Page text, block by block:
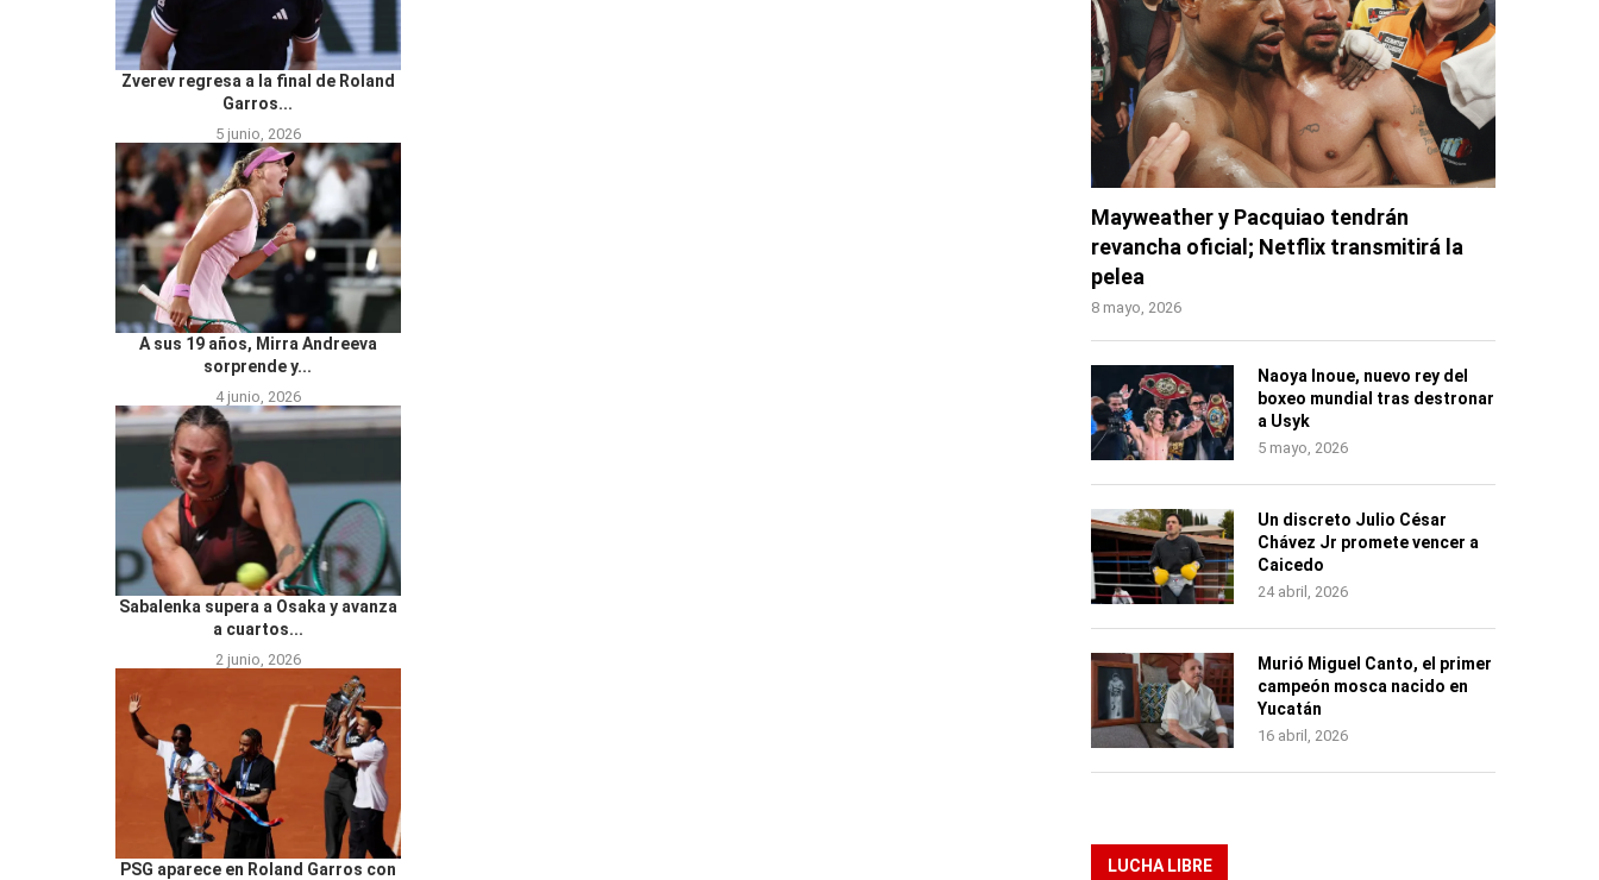
Zverev regresa a la final de Roland
Garros...
5 junio, 2026
A sus 19 años, Mirra Andreeva
sorprende y...
4 junio, 2026
Sabalenka supera a Osaka y avanza
a cuartos...
2 junio, 2026
PSG aparece en Roland Garros con
Mayweather y Pacquiao tendrán
revancha oficial; Netflix transmitirá la
pelea
8 mayo, 2026
Naoya Inoue, nuevo rey del
boxeo mundial tras destronar
a Usyk
5 mayo, 2026
Un discreto Julio César
Chávez Jr promete vencer a
Caicedo
24 abril, 2026
Murió Miguel Canto, el primer
campeón mosca nacido en
Yucatán
16 abril, 2026
LUCHA LIBRE